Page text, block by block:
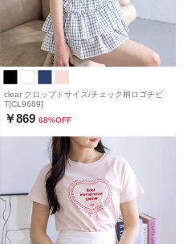
clear クロップドサイズ/チェック柄ロゴチビ
T[CL9689]
￥869 68%OFF